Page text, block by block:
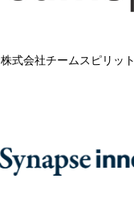
株式会社チームスピリット